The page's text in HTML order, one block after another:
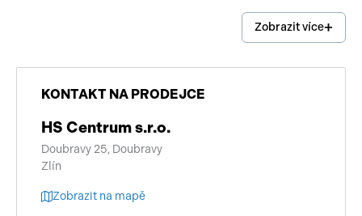
4x airbag
multifunkční volant
nastavitelný volant
výškově nastavitelné sedadlo řidiče
Zobrazit více
KONTAKT NA PRODEJCE
HS Centrum s.r.o.
Doubravy 25, Doubravy
Zlín
Zobrazit na mapě